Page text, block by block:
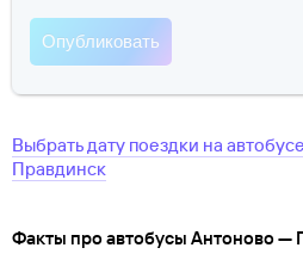
Выбрать дату поездки на автобусе
Правдинск
Факты про автобусы Антоново —